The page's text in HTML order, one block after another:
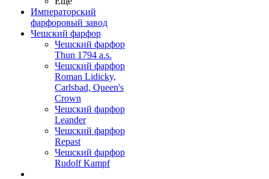
Императорский
фарфоровый завод
Чешский фарфор
Чешский фарфор
Thun 1794 a.s.
Чешский фарфор
Roman Lidicky,
Carlsbad, Queen's
Crown
Чешский фарфор
Leander
Чешский фарфор
Repast
Чешский фарфор
Rudolf Kampf